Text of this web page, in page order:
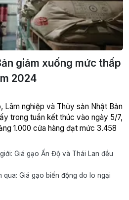
giảm xuống mức thấp
2024
Lâm nghiệp và Thủy sản Nhật Bản
trong tuần kết thúc vào ngày 5/7,
1.000 cửa hàng đạt mức 3.458
Giá gạo Ấn Độ và Thái Lan đều
qua: Giá gạo biến động do lo ngại